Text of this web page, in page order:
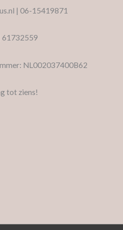
| 06-15419871
61732559
NL002037400B62
tot ziens!